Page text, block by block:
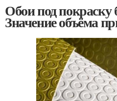
Обои под покраску
Значение объёма